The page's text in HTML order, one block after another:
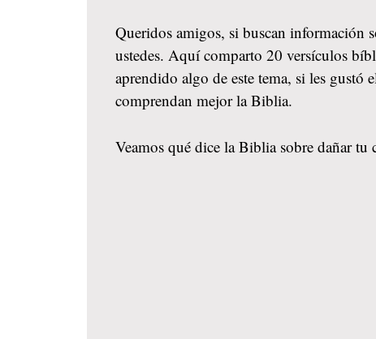
Queridos amigos, si buscan información
ustedes. Aquí comparto 20 versículos
aprendido algo de este tema, si les
comprendan mejor la Biblia.
Veamos qué dice la Biblia sobre dañar tu